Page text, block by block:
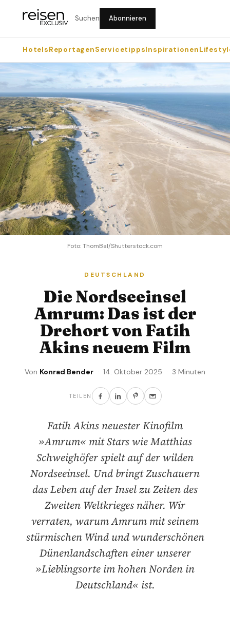
Suchen Abonnieren
HotelsReportagenServicetippsInspirationen
Foto: ThomBal/Shutterstock.com
DEUTSCHLAND
Die Nordseeinsel
Amrum: Das ist der
Drehort von Fatih
Akins neuem Film
Von Konrad Bender · 14. Oktober 2025 · 3 Minuten
TEILEN
Fatih Akins neuester Kinofilm
»Amrum« mit Stars wie Matthias
Schweighöfer spielt auf der wilden
Nordseeinsel. Und bringt Zuschauern
das Leben auf der Insel zu Zeiten des
Zweiten Weltkrieges näher. Wir
verraten, warum Amrum mit seinem
stürmischen Wind und wunderschönen
Dünenlandschaften einer unserer
»Lieblingsorte im hohen Norden in
Deutschland« ist.